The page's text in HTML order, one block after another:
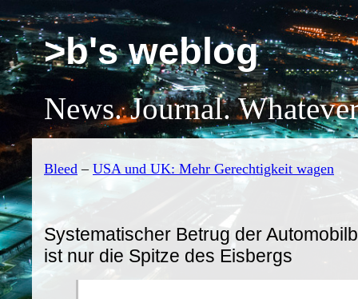
>b's weblog
News. Journal.
Bleed – USA und UK: Mehr Gerechtigkeit wagen
Systematischer Betrug der
ist nur die Spitze des Eisbergs